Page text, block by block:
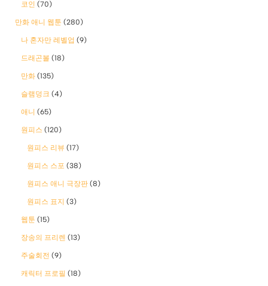
코인 (70)
만화 애니 웹툰 (280)
나 혼자만 레벨업 (9)
드래곤볼 (18)
만화 (135)
슬램덩크 (4)
애니 (65)
원피스 (120)
원피스 리뷰 (17)
원피스 스포 (38)
원피스 애니 극장판 (8)
원피스 표지 (3)
웹툰 (15)
장송의 프리렌 (13)
주술회전 (9)
캐릭터 프로필 (18)